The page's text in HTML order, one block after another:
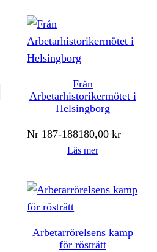
Från
Arbetarhistorikermötet i
Helsingborg
Nr 187-188180,00kr
Läs mer
Arbetarrörelsens kamp
för rösträtt